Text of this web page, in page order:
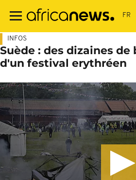
contenu
INFOS
Suède : des dizaines de
d'un festival erythréen